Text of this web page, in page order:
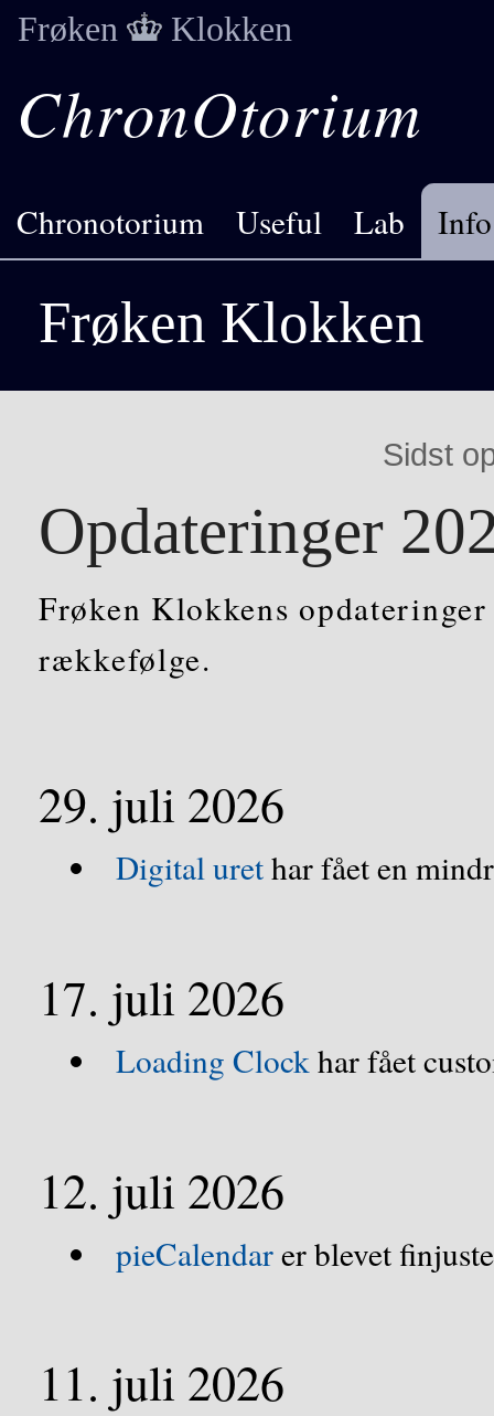
Frøken Klokken
ChronOtorium
Chronotorium Useful Lab Info
Frøken Klokken
Sidst
Opdateringer
Frøken Klokkens
rækkefølge.
29. juli 2026
Digital urethar fået en
17. juli 2026
Loading Clockhar fået
12. juli 2026
pieCalendarer blevet
11. juli 2026